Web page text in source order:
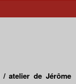
atelier de Jérôme